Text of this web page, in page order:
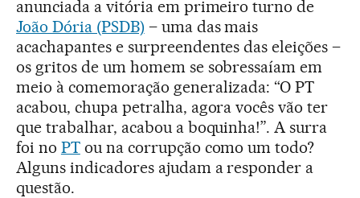
anunciada a vitória em primeiro turno de
João Dória (PSDB) – uma das mais
acachapantes e surpreendentes das eleições –
os gritos de um homem se sobressaíam em
meio à comemoração generalizada: “O PT
acabou, chupa petralha, agora vocês vão ter
que trabalhar, acabou a boquinha!”. A surra
foi no PTou na corrupção como um todo?
Alguns indicadores ajudam a responder a
questão.